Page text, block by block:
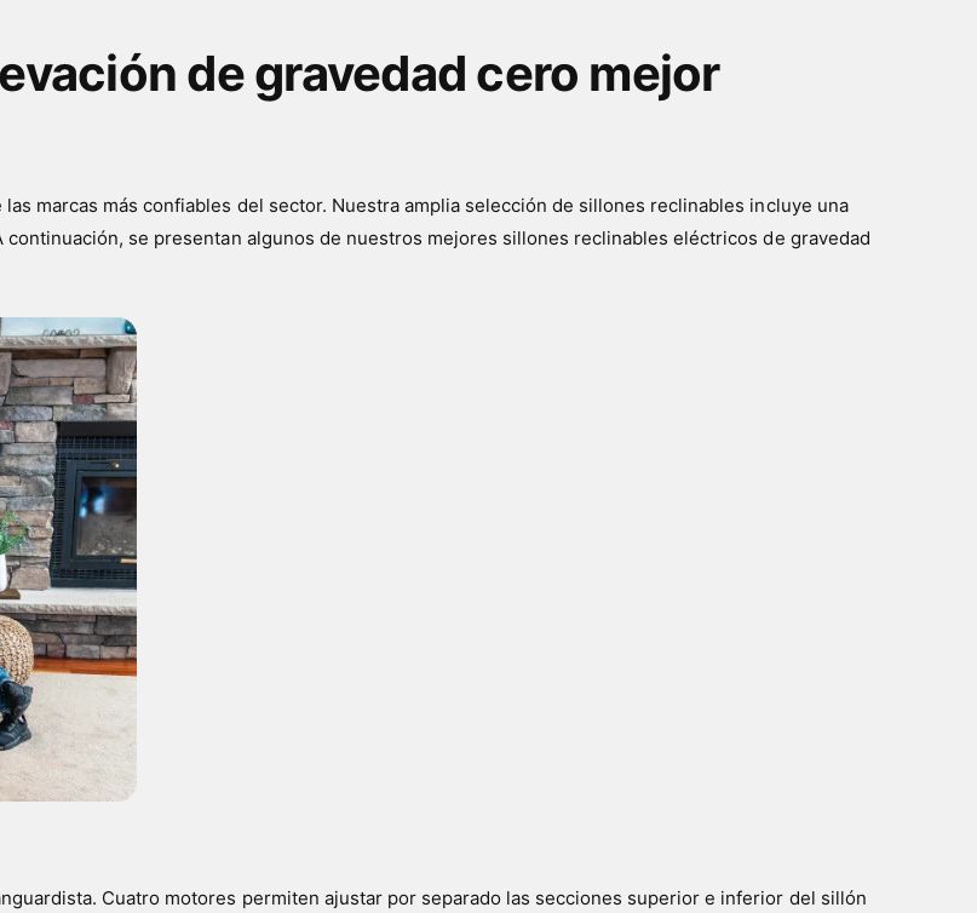
de gravedad cero mejor
marcas más confiables del sector. Nuestra amplia selección de sillones reclinables incluye una
se presentan algunos de nuestros mejores sillones reclinables eléctricos de gravedad
Cuatro motores permiten ajustar por separado las secciones superior e inferior del sillón